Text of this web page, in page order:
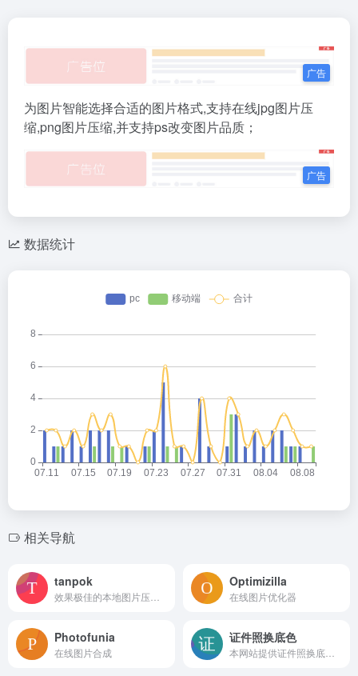
为图片智能选择合适的图片格式,支持在线jpg图片压
缩,png图片压缩,并支持ps改变图片品质；
数据统计
相关导航
tanpok Optimizilla
在线图片优化器
Photofunia
在线图片合成
证件照换底色